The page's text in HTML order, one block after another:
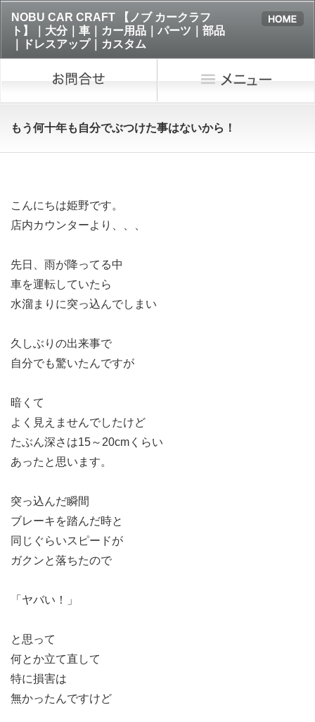
NOBU CAR CRAFT 【ノブ カークラフ
ト】｜大分｜車｜カー用品｜パーツ｜部品
｜ドレスアップ｜カスタム
もう何十年も自分でぶつけた事はないから！
こんにちは姫野です。
店内カウンターより、、、
先日、雨が降ってる中
車を運転していたら
水溜まりに突っ込んでしまい
久しぶりの出来事で
自分でも驚いたんですが
暗くて
よく見えませんでしたけど
たぶん深さは15～20cmくらい
あったと思います。
突っ込んだ瞬間
ブレーキを踏んだ時と
同じぐらいスピードが
ガクンと落ちたので
「ヤバい！」
と思って
何とか立て直して
特に損害は
無かったんですけど